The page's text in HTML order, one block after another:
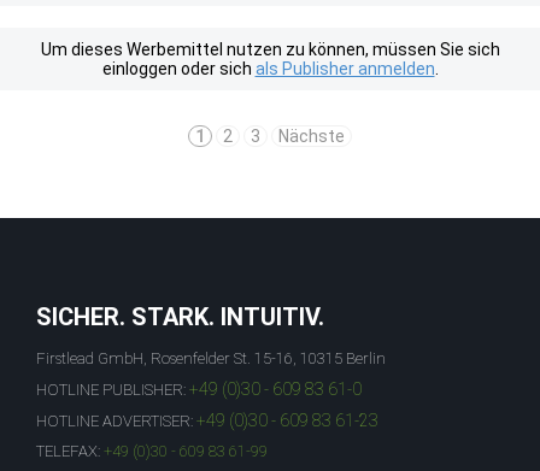
Um dieses Werbemittel nutzen zu können, müssen Sie sich
einloggen oder sich als Publisher anmelden
1 2 3 Nächste
SICHER. STARK. INTUITIV.
Firstlead GmbH, Rosenfelder St. 15-16, 10315 Berlin
HOTLINE PUBLISHER: +49 (0)30 - 609 83 61-0
HOTLINE ADVERTISER: +49 (0)30 - 609 83 61-23
TELEFAX: +49 (0)30 - 609 83 61-99